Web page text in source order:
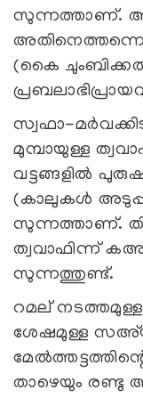
സുന്നത്താണ്.
അതിനെത്തന്നെ
(കൈ
സ്വഫാ-
മുമ്പായുള്ള
വട്ടങ്ങളില്‍
(കാലുകള്‍
സുന്നത്താണ്.
ത്വവാഫിന്ന്
സുന്നത്തുണ്ട്.
റമല് നടത്തമുള്ള
ശേഷമുള്ള
താഴെയും രണ്ടു